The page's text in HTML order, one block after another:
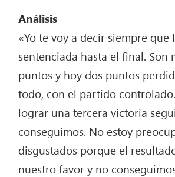
Análisis
«Yo te voy a decir siempre que
sentenciada hasta el final. Son
puntos y hoy dos puntos
todo, con el partido
lograr una tercera victoria
conseguimos. No estoy
disgustados porque el
nuestro favor y no